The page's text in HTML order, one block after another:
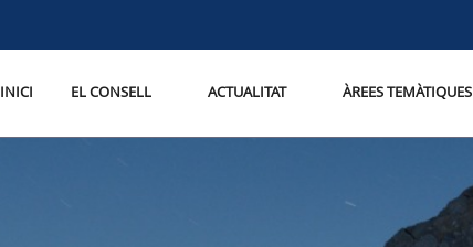
INICI EL CONSELL ACTUALITAT ÀREES TEMÀTIQUES